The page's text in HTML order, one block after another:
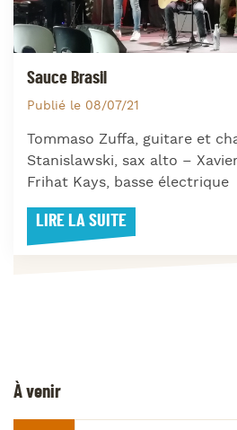
Sauce Brasil
Publié le 08/07/21
Tommaso Zuffa, guitare et
Stanislawski, sax alto –
Frihat Kays, basse électrique
LIRE LA SUITE
À venir